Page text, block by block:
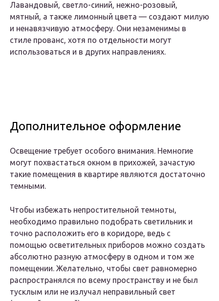
Лавандовый, светло-синий, нежно-розовый,
мятный, а также лимонный цвета — создают милую
и ненавязчивую атмосферу. Они незаменимы в
стиле прованс, хотя по отдельности могут
использоваться и в других направлениях.
Дополнительное оформление
Освещение требует особого внимания. Немногие
могут похвастаться окном в прихожей, зачастую
такие помещения в квартире являются достаточно
темными.
Чтобы избежать непростительной темноты,
необходимо правильно подобрать светильник и
точно расположить его в коридоре, ведь с
помощью осветительных приборов можно создать
абсолютно разную атмосферу в одном и том же
помещении. Желательно, чтобы свет равномерно
распространялся по всему пространству и не был
тусклым или не излучал неправильный свет